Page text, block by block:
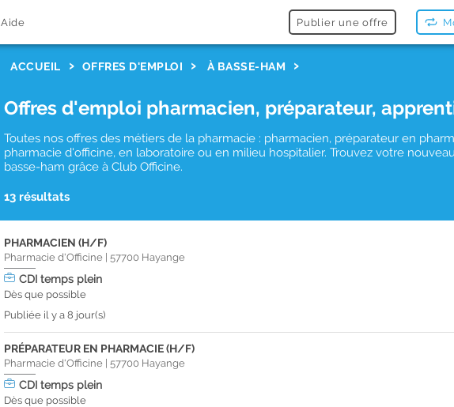
Aide Publier une offre
ACCUEIL OFFRES D'EMPLOI À BASSE-HAM
Offres d'emploi pharmacien, préparateur,
Toutes nos offres des métiers de la pharmacie : pharmacien, préparateur en
pharmacie d'officine, en laboratoire ou en milieu hospitalier. Trouvez votre
basse-ham grâce à Club Officine.
13 résultats
PHARMACIEN (H/F)
Pharmacie d'Officine |57700 Hayange
CDItemps plein
Dès que possible
Publiée il y a 8 jour(s)
PRÉPARATEUR EN PHARMACIE (H/F)
Pharmacie d'Officine |57700 Hayange
CDItemps plein
Dès que possible